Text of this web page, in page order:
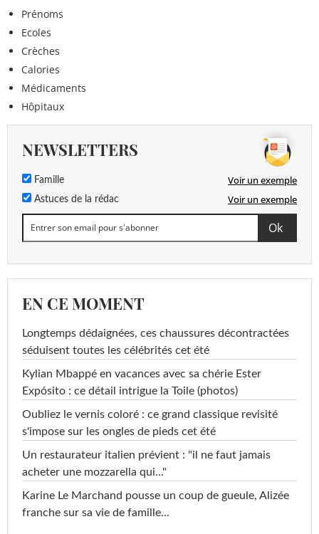
Prénoms
Ecoles
Crèches
Calories
Médicaments
Hôpitaux
NEWSLETTERS
Famille Voir un exemple
Astuces de la rédac Voir un exemple
EN CE MOMENT
Longtemps dédaignées, ces chaussures décontractées
séduisent toutes les célébrités cet été
Kylian Mbappé en vacances avec sa chérie Ester
Expósito : ce détail intrigue la Toile (photos)
Oubliez le vernis coloré : ce grand classique revisité
s'impose sur les ongles de pieds cet été
Un restaurateur italien prévient : "il ne faut jamais
acheter une mozzarella qui..."
Karine Le Marchand pousse un coup de gueule, Alizée
franche sur sa vie de famille...